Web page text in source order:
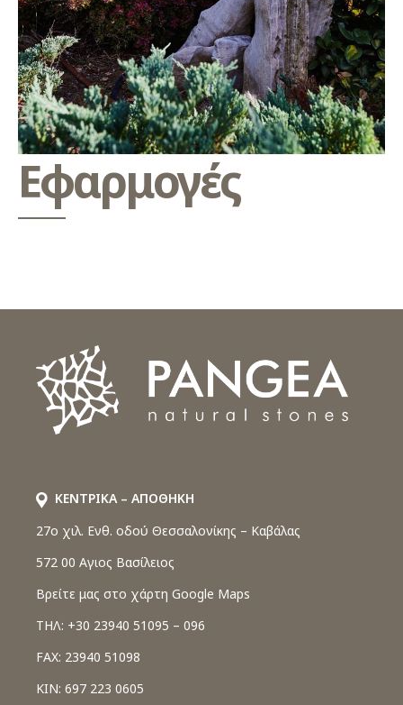
Εφαρμογές
ΚΕΝΤΡΙΚΑ – ΑΠΟΘΗΚΗ
27o χιλ. Ενθ. οδού Θεσσαλονίκης – Καβάλας
572 00 Αγιος Βασίλειος
Βρείτε μας στο χάρτη Google Maps
ΤΗΛ: +30 23940 51095 – 096
FAX: 23940 51098
ΚΙΝ: 697 223 0605